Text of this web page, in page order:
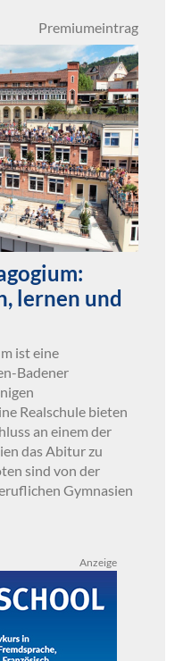
Premiumeintrag
lernen und
ist eine
Badener
Realschule bieten
an einem der
das Abitur zu
sind von der
Gymnasien
Anzeige